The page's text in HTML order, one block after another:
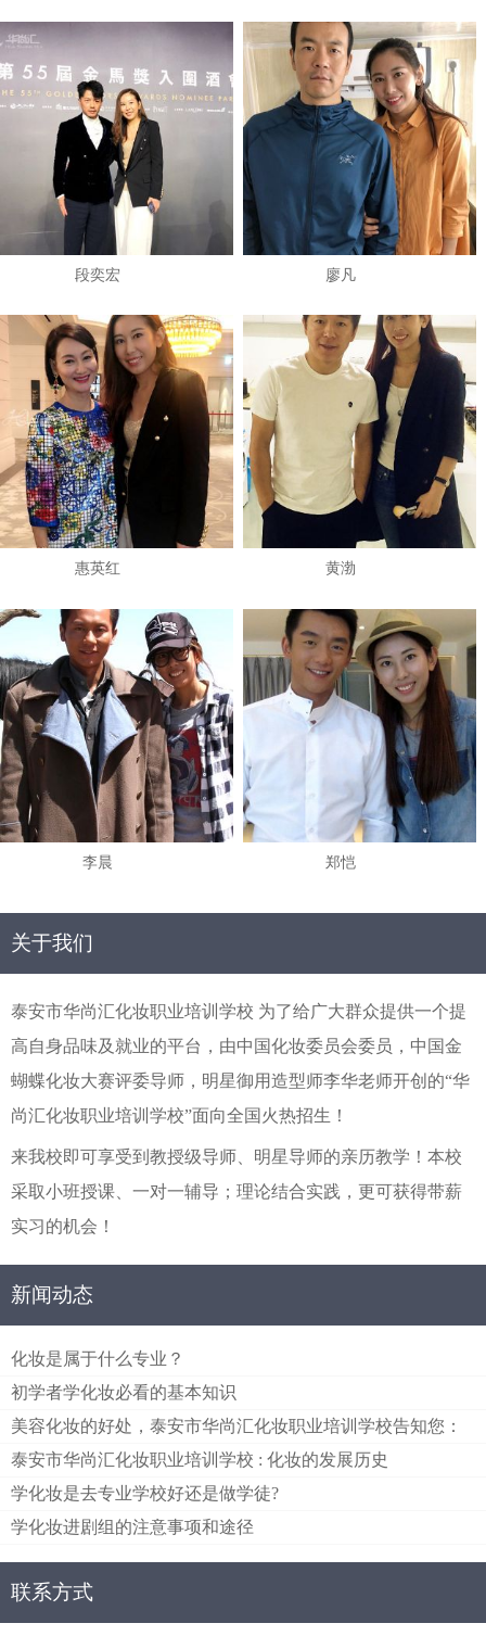
段奕宏 廖凡
惠英红 黄渤
李晨 郑恺
关于我们
泰安市华尚汇化妆职业培训学校 为了给广大群众提供一个提
高自身品味及就业的平台，由中国化妆委员会委员，中国金
蝴蝶化妆大赛评委导师，明星御用造型师李华老师开创的“华
尚汇化妆职业培训学校”面向全国火热招生！
来我校即可享受到教授级导师、明星导师的亲历教学！本校
采取小班授课、一对一辅导；理论结合实践，更可获得带薪
实习的机会！
新闻动态
化妆是属于什么专业？
初学者学化妆必看的基本知识
美容化妆的好处，泰安市华尚汇化妆职业培训学校告知您：
泰安市华尚汇化妆职业培训学校 : 化妆的发展历史
学化妆是去专业学校好还是做学徒?
学化妆进剧组的注意事项和途径
联系方式